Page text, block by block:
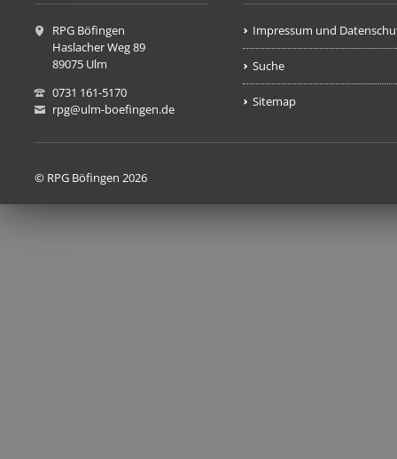
RPG Böfingen
Haslacher Weg 89
89075 Ulm
0731 161-5170
rpg@ulm-boefingen.de
Impressum und
Suche
Sitemap
© RPG Böfingen 2026